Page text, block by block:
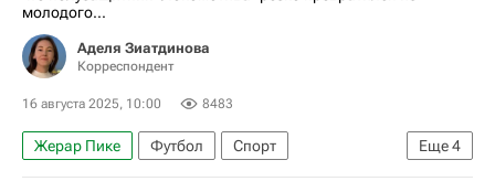
молодого...
Аделя Зиатдинова
Корреспондент
16 августа 2025, 10:00 8483
Еще4
Жерар Пике Футбол
Спорт
Златан Ибрагимович
Алексей Батраков